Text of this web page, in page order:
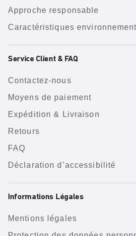
Approche responsable
Caractéristiques
Service Client & FAQ
Contactez-nous
Moyens de paiement
Expédition & Livraison
Retours
FAQ
Déclaration d’accessibilité
Informations Légales
Mentions légales